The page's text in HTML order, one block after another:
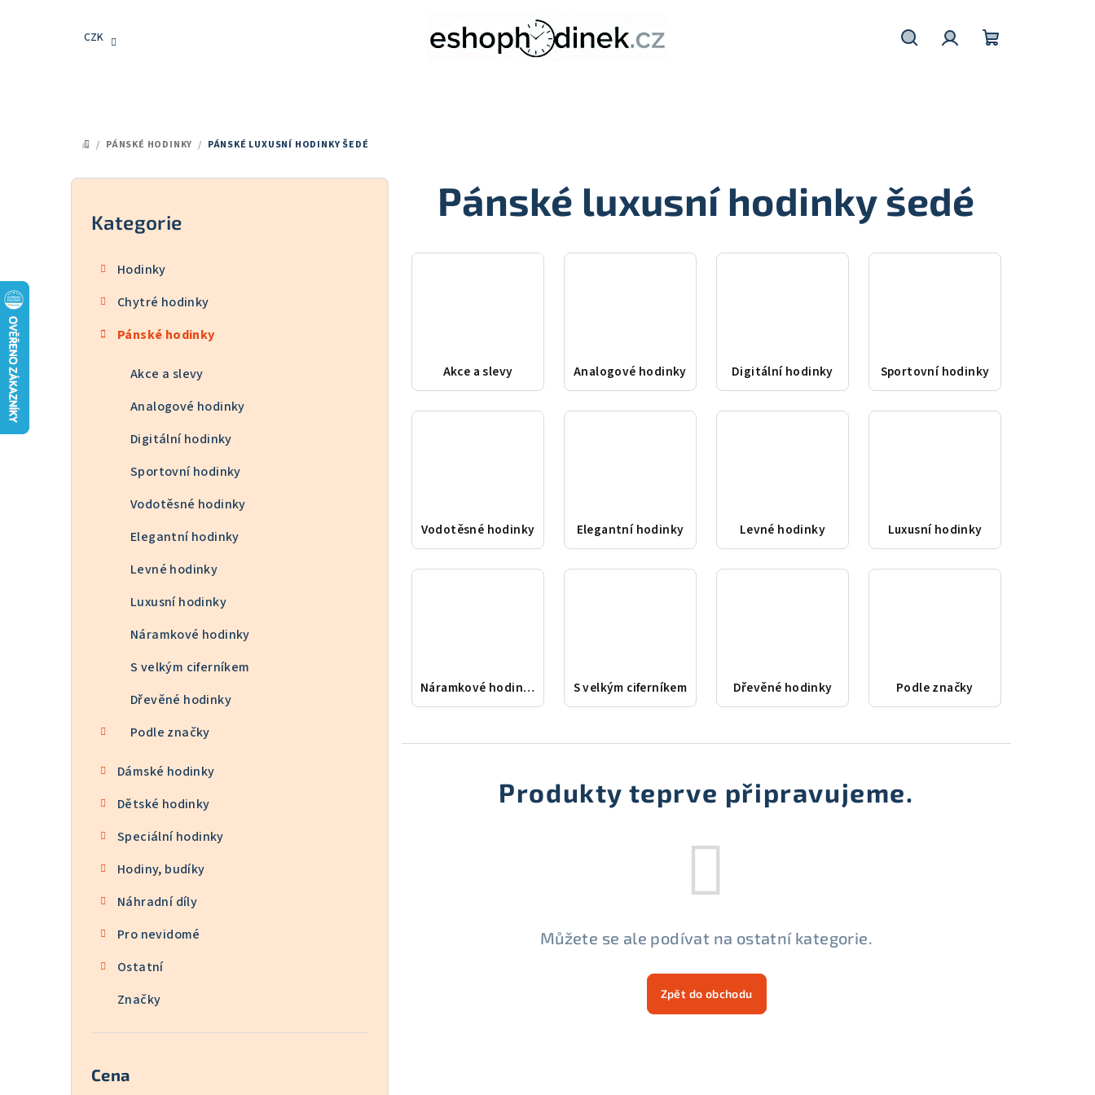
CZK
DOMŮ
/ PÁNSKÉ HODINKY / PÁNSKÉ LUXUSNÍ HODINKY ŠEDÉ
P
Přeskočit
kategorie
Kategorie
Hodinky
Chytré hodinky
Pánské hodinky
Akce a slevy
Analogové hodinky
Digitální hodinky
Sportovní hodinky
Vodotěsné hodinky
Elegantní hodinky
Levné hodinky
Luxusní hodinky
Náramkové hodinky
S velkým ciferníkem
Dřevěné hodinky
Podle značky
Dámské hodinky
Dětské hodinky
Speciální hodinky
Hodiny, budíky
Náhradní díly
Pro nevidomé
Ostatní
Značky
Cena
Pánské luxusní hodinky šedé
Akce a slevy Analogové hodinky Digitální hodinky Sportovní hodinky
Vodotěsné hodinky Elegantní hodinky Levné hodinky Luxusní hodinky
Náramkové hodinky S velkým ciferníkem Dřevěné hodinky Podle značky
Produkty teprve připravujeme.
Můžete se ale podívat na ostatní kategorie.
Zpět do obchodu